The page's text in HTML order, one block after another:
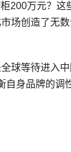
200万元？
场创造了无
球等待进入
自身品牌的调